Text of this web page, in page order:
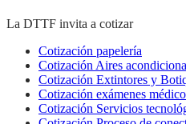
La DTTF invita a cotizar
Cotización papelería
Cotización Aires
Cotización Extintores y
Cotización exámenes
Cotización Servicios